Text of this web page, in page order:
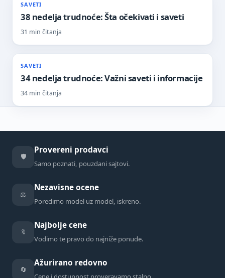
SAVETI
38 nedelja trudnoće: Šta očekivati i saveti
31 min čitanja
SAVETI
34 nedelja trudnoće: Važni saveti i informacije
34 min čitanja
🛡️
Provereni prodavci
Samo poznati, pouzdani sajtovi.
⚖️
Nezavisne ocene
Poredimo model uz model, iskreno.
🔖
Najbolje cene
Vodimo te pravo do najniže ponude.
🔄
Ažurirano redovno